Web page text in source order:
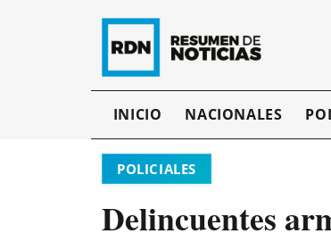
INICIO NACIONALES
POLICIALES
Delincuentes